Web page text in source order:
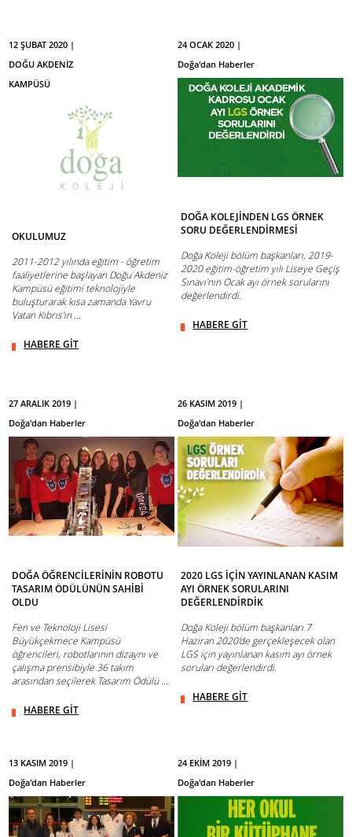
12 ŞUBAT 2020 |
DOĞU AKDENİZ
KAMPÜSÜ
OKULUMUZ
2011-2012 yılında eğitim - öğretim
faaliyetlerine başlayan Doğu Akdeniz
Kampüsü eğitimi teknolojiyle
buluşturarak kısa zamanda Yavru
Vatan Kıbrıs'ın ...
HABERE GİT
24 OCAK 2020 |
Doğa'dan Haberler
DOĞA KOLEJİNDEN LGS ÖRNEK
SORU DEĞERLENDİRMESİ
Doğa Koleji bölüm başkanları, 2019-
2020 eğitim-öğretim yılı Liseye Geçiş
Sınavı’nın Ocak ayı örnek sorularını
değerlendirdi.
HABERE GİT
27 ARALIK 2019 |
Doğa'dan Haberler
DOĞA ÖĞRENCİLERİNİN ROBOTU
TASARIM ÖDÜLÜNÜN SAHİBİ
OLDU
Fen ve Teknoloji Lisesi
Büyükçekmece Kampüsü
öğrencileri, robotlarının dizaynı ve
çalışma prensibiyle 36 takım
arasından seçilerek Tasarım Ödülü ...
HABERE GİT
26 KASIM 2019 |
Doğa'dan Haberler
2020 LGS İÇİN YAYINLANAN KASIM
AYI ÖRNEK SORULARINI
DEĞERLENDİRDİK
Doğa Koleji bölüm başkanları 7
Haziran 2020'de gerçekleşecek olan
LGS için yayınlanan kasım ayı örnek
soruları değerlendirdi.
HABERE GİT
13 KASIM 2019 |
Doğa'dan Haberler
24 EKİM 2019 |
Doğa'dan Haberler